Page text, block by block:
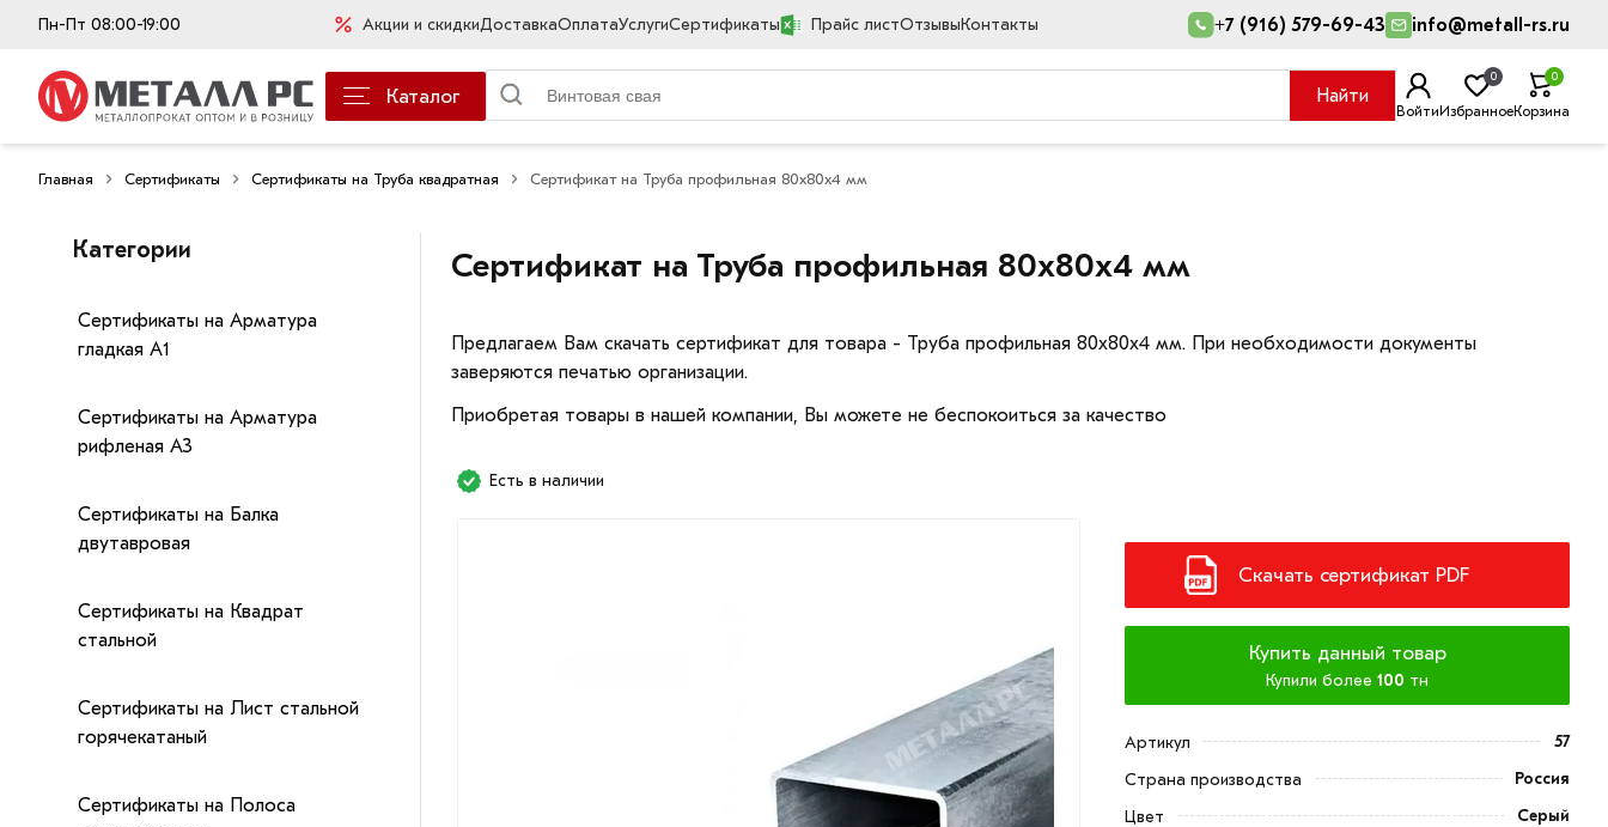
Пн-Пт 08:00-19:00 Акции и скидкиДоставкаОплатаУслугиСертификаты Прайс листОтзывыКонтакты +7 (916) 579-69-43 info@metall-rs.ru
Каталог Найти
ВойтиИзбранное
0
Корзина
0
Главная Сертификаты Сертификаты на Труба квадратная Сертификат на Труба профильная 80х80х4 мм
Категории
Сертификаты на Арматура
гладкая А1
Сертификаты на Арматура
рифленая А3
Сертификаты на Балка
двутавровая
Сертификаты на Квадрат
стальной
Сертификаты на Лист стальной
горячекатаный
Сертификаты на Полоса
Сертификат на Труба профильная 80х80х4 мм
Предлагаем Вам скачать сертификат для товара - Труба профильная 80х80х4 мм. При необходимости документы
заверяются печатью организации.
Приобретая товары в нашей компании, Вы можете не беспокоиться за качество
Есть в наличии
Скачать сертификат PDF
Купить данный товар
Купили более 100 тн
Артикул
57
Страна производства
Россия
Цвет
Серый